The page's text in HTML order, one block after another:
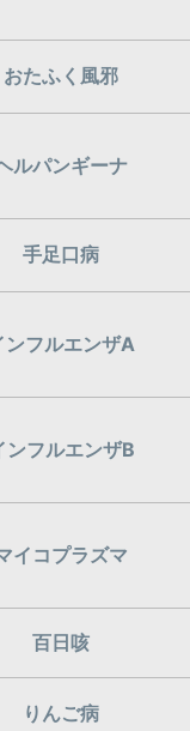
おたふく風邪
ルパンギーナ
手足口病
ンフルエンザA
ンフルエンザB
イコプラズマ
百日咳
りんご病